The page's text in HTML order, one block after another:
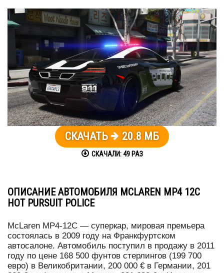
СКАЧАТЬ 20.8 МБ
СКАЧАЛИ:49 РАЗ
ОПИСАНИЕ АВТОМОБИЛЯ MCLAREN MP4 12C
HOT PURSUIT POLICE
McLaren MP4-12C — суперкар, мировая премьера
состоялась в 2009 году на Франкфуртском
автосалоне. Автомобиль поступил в продажу в 2011
году по цене 168 500 фунтов стерлингов (199 700
евро) в Великобритании, 200 000 € в Германии, 201